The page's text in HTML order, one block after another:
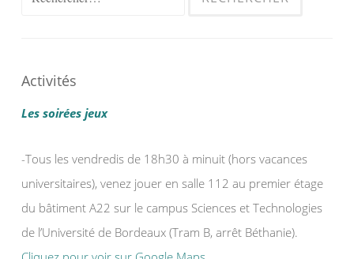
Activités
Les soirées jeux
-Tous les vendredis de 18h30 à minuit (hors vacances
universitaires), venez jouer en salle 112 au premier étage
du bâtiment A22 sur le campus Sciences et Technologies
de l’Université de Bordeaux (Tram B, arrêt Béthanie).